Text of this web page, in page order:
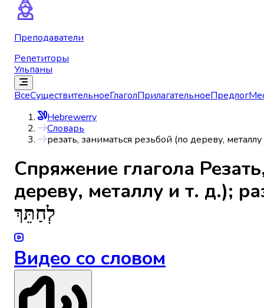
Преподаватели
Репетиторы
Ульпаны
ВсеСуществительноеГлаголПрилагательноеПредлог
Hebrewerry
Словарь
резать, заниматься резьбой (по дереву,
Спряжениe глагола
дереву, металлу и т. д.);
לְחַתֵּךְ
Видео со словом